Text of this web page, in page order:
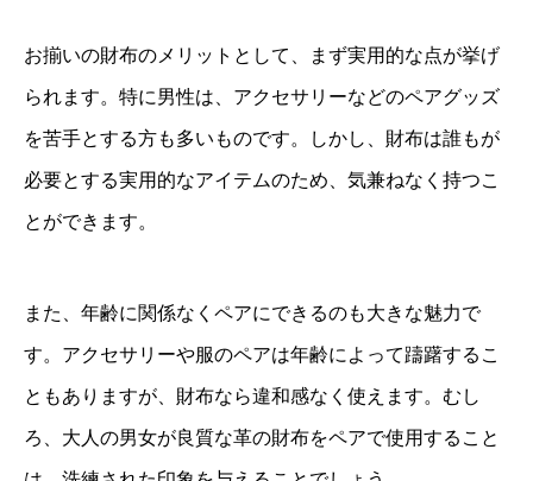
お揃いの財布のメリットとして、まず実用的な点が挙げ
られます。特に男性は、アクセサリーなどのペアグッズ
を苦手とする方も多いものです。しかし、財布は誰もが
必要とする実用的なアイテムのため、気兼ねなく持つこ
とができます。
また、年齢に関係なくペアにできるのも大きな魅力で
す。アクセサリーや服のペアは年齢によって躊躇するこ
ともありますが、財布なら違和感なく使えます。むし
ろ、大人の男女が良質な革の財布をペアで使用すること